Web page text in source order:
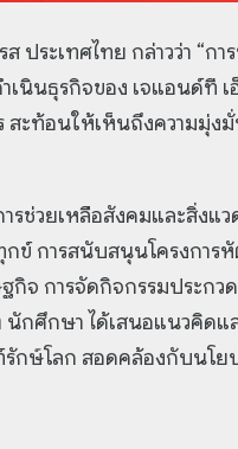
ประเทศไทย กล่าวว่า “ก
เนินธุรกิจของ เจแอนด์ที เ
ร สะท้อนให้เห็นถึงความ
ช่วยเหลือสังคมและสิ่งแว
กข์ การสนับสนุนโครงการ
กิจ การจัดกิจกรรมประกว
นักศึกษา ได้เสนอแนวคิด
รักษ์โลก สอดคล้องกับนโ